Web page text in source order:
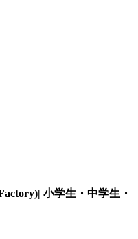
小学生・中学生・